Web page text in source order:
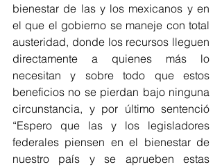
bienestar de las y los mexicanos y en
el que el gobierno se maneje con total
austeridad, donde los recursos lleguen
directamente a quienes más lo
necesitan y sobre todo que estos
beneficios no se pierdan bajo ninguna
circunstancia, y por último sentenció
“Espero que las y los legisladores
federales piensen en el bienestar de
nuestro país y se aprueben estas